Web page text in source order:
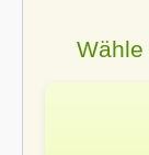
Wähle